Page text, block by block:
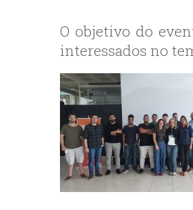
O objetivo do
interessados no